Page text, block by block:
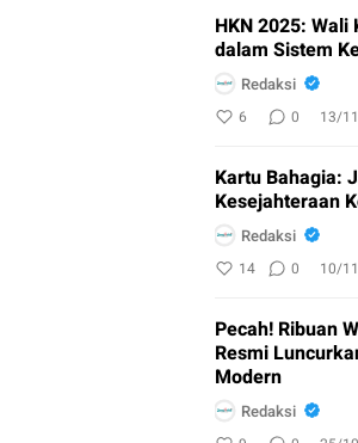
HKN 2025:
dalam Sistem
Redaksi
6 0 13/
Kartu Bahagia:
Kesejahteraan
Redaksi
14 0 10/
Pecah! Ribuan
Resmi
Modern
Redaksi